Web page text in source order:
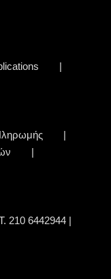
210 6442944 |